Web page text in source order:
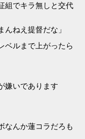
組でキラ無しと交代
ねえ提督だな」
ベルまで上がったら
嫌いであります
なんか蓮コラだろも